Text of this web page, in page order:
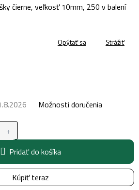
Možnosti doručenia
Pridať do košíka
Kúpiť teraz
čierne, veľkosť 10mm, 250 v balení
Opýtať sa Strážiť